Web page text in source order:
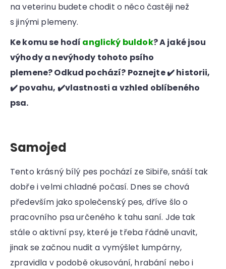
na veterinu budete chodit o něco častěji než
s jinými plemeny.
Ke komu se hodí anglický buldok? A jaké jsou
výhody a nevýhody tohoto psího
plemene? Odkud pochází? Poznejte ✔️ historii,
✔️ povahu, ✔️vlastnosti a vzhled oblíbeného
psa.
Samojed
Tento krásný bílý pes pochází ze Sibiře, snáší tak
dobře i velmi chladné počasí. Dnes se chová
především jako společenský pes, dříve šlo o
pracovního psa určeného k tahu saní. Jde tak
stále o aktivní psy, které je třeba řádně unavit,
jinak se začnou nudit a vymýšlet lumpárny,
zpravidla v podobě okusování, hrabání nebo i